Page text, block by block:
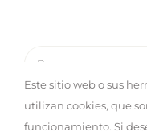
Buscar:
Este sitio web o sus
utilizan cookies, que
funcionamiento. Si